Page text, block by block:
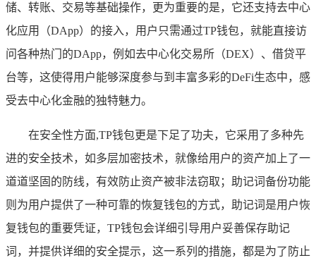
储、转账、交易等基础操作，更为重要的是，它还支持去中心
化应用（DApp）的接入，用户只需通过TP钱包，就能直接访
问各种热门的DApp，例如去中心化交易所（DEX）、借贷平
台等，这使得用户能够深度参与到丰富多彩的DeFi生态中，感
受去中心化金融的独特魅力。
在安全性方面,TP钱包更是下足了功夫，它采用了多种先
进的安全技术，如多层加密技术，就像给用户的资产加上了一
道道坚固的防线，有效防止资产被非法窃取；助记词备份功能
则为用户提供了一种可靠的恢复钱包的方式，助记词是用户恢
复钱包的重要凭证，TP钱包会详细引导用户妥善保存助记
词，并提供详细的安全提示，这一系列的措施，都是为了防止